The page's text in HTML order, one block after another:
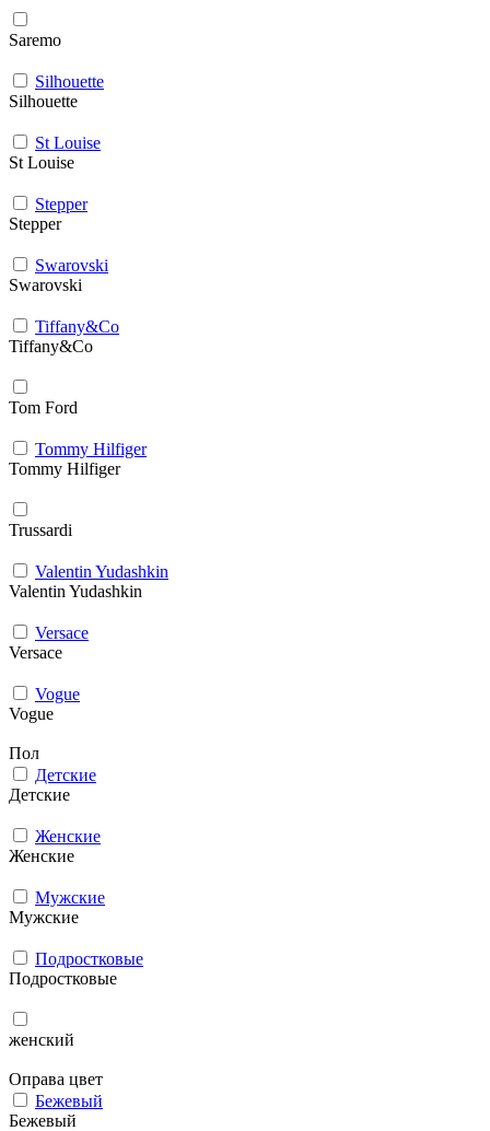
Saremo
Silhouette
Silhouette
St Louise
St Louise
Stepper
Stepper
Swarovski
Swarovski
Tiffany&Co
Tiffany&Co
Tom Ford
Tommy Hilfiger
Tommy Hilfiger
Trussardi
Valentin Yudashkin
Valentin Yudashkin
Versace
Versace
Vogue
Vogue
Пол
Детские
Детские
Женские
Женские
Мужcкие
Мужcкие
Подростковые
Подростковые
женский
Оправа цвет
Бежевый
Бежевый